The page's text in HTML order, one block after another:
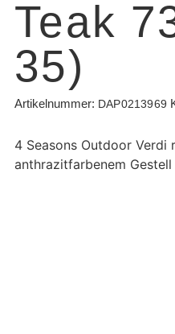
Teak
35)
Artikelnummer: DAP0213969
4 Seasons Outdoor
anthrazitfarbenem